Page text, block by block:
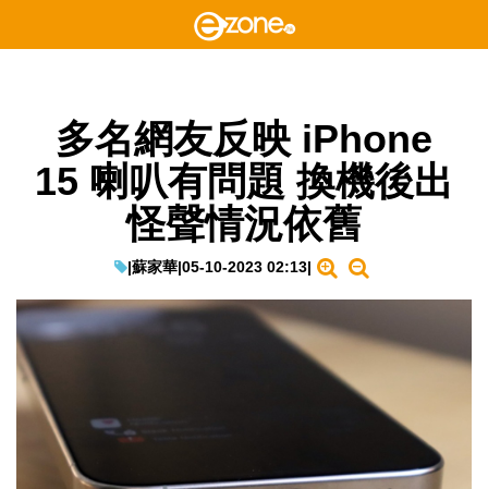
多名網友反映 iPhone
15 喇叭有問題 換機後出
怪聲情況依舊
|蘇家華|05-10-2023 02:13|